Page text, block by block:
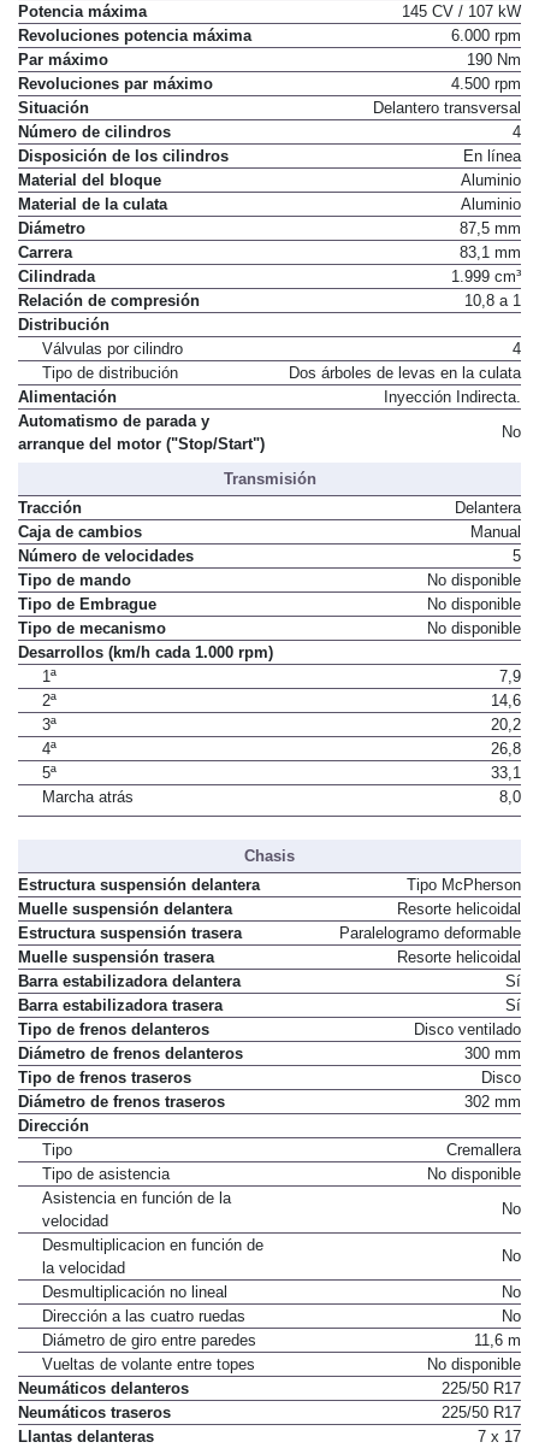
Potencia máxima
145 CV / 107 kW
Revoluciones potencia máxima
6.000 rpm
Par máximo
190 Nm
Revoluciones par máximo
4.500 rpm
Situación
Delantero transversal
Número de cilindros
4
Disposición de los cilindros
En línea
Material del bloque
Aluminio
Material de la culata
Aluminio
Diámetro
87,5 mm
Carrera
83,1 mm
Cilindrada
1.999 cm³
Relación de compresión
10,8 a 1
Distribución
Válvulas por cilindro
4
Tipo de distribución
Dos árboles de levas en la culata
Alimentación
Inyección Indirecta.
Automatismo de parada y
arranque del motor ("Stop/Start")
No
Transmisión
Tracción
Delantera
Caja de cambios
Manual
Número de velocidades
5
Tipo de mando
No disponible
Tipo de Embrague
No disponible
Tipo de mecanismo
No disponible
Desarrollos (km/h cada 1.000 rpm)
1ª
7,9
2ª
14,6
3ª
20,2
4ª
26,8
5ª
33,1
Marcha atrás
8,0
Chasis
Estructura suspensión delantera
Tipo McPherson
Muelle suspensión delantera
Resorte helicoidal
Estructura suspensión trasera
Paralelogramo deformable
Muelle suspensión trasera
Resorte helicoidal
Barra estabilizadora delantera
Sí
Barra estabilizadora trasera
Sí
Tipo de frenos delanteros
Disco ventilado
Diámetro de frenos delanteros
300 mm
Tipo de frenos traseros
Disco
Diámetro de frenos traseros
302 mm
Dirección
Tipo
Cremallera
Tipo de asistencia
No disponible
Asistencia en función de la
velocidad
No
Desmultiplicacion en función de
la velocidad
No
Desmultiplicación no lineal
No
Dirección a las cuatro ruedas
No
Diámetro de giro entre paredes
11,6 m
Vueltas de volante entre topes
No disponible
Neumáticos delanteros
225/50 R17
Neumáticos traseros
225/50 R17
Llantas delanteras
7 x 17